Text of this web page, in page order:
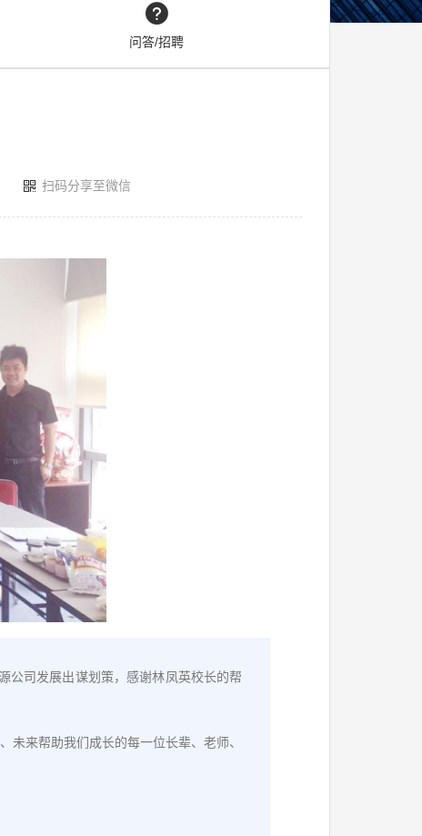
问答/招聘
扫码分享至微信
公司发展出谋划策，感谢林凤英校长的帮
来帮助我们成长的每一位长辈、老师、